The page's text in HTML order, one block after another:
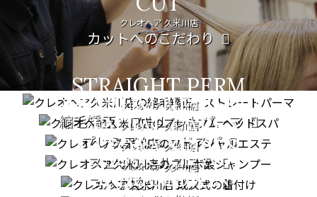
クレオヘア 久米川店
カットへのこだわり
STRAIGHT PERM
クレオヘア 久米川店
縮毛矯正・ストレートパーマ
PREMIUM HEAD SPA
クレオヘア 久米川店
プレミアムヘッドスパ
FACIAL CARE
クレオヘア 久米川店
フェイシャルエステ
PATORA SERIES
クレオヘア 久米川店
フルボ酸シャンプー
COMING OF AGE
CEREMONY
GRADUATION